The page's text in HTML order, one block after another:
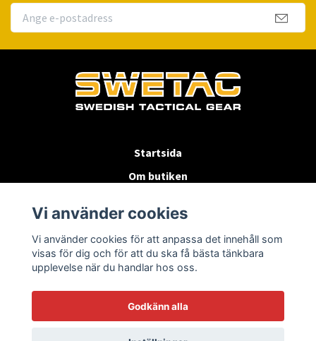
Startsida
Om butiken
Byten & Returer
Kontakta oss
Vi använder cookies
Vi använder cookies för att anpassa det innehåll som
visas för dig och för att du ska få bästa tänkbara
upplevelse när du handlar hos oss.
Godkänn alla